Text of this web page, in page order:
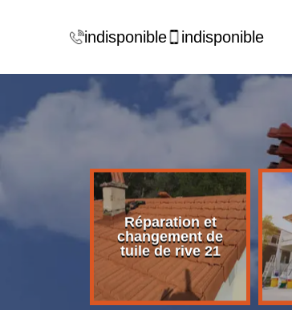
indisponible indisponible
de
Réparation et
changement de
tuile de rive 21